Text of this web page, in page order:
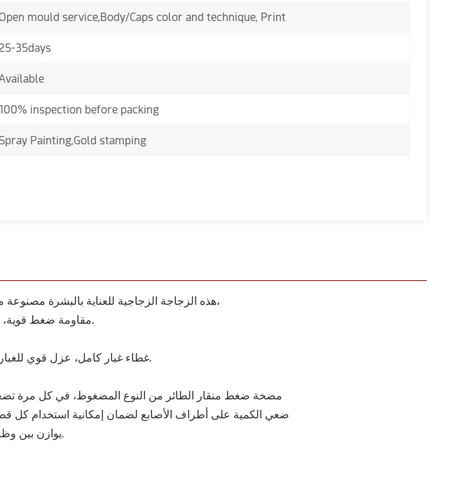
mould service,Body/Caps color and technique, Print
35days
inspection before packing
Painting,Gold stamping
هذه الزجاجة الزجاجية للعناية بالبشرة مصنوعة من مواد خام عالية الجودة. الزجاجة لها سمك معين،
مقاومة ضغط قوية، ومقاومة للتآكل، وليس من السهل الخدش والتلف.
غطاء غبار كامل، عزل قوي للغبار وختم، لا تسرب، آمن للحمل، ويعزز تجربة العملاء.
مضخة ضغط منقار الطائر من النوع المضغوط، في كل مرة
ضعي الكمية على أطراف الأصابع لضمان إمكانية استخدام كل
يوازن بين وظائف وجمال زجاجة مستحضرات التجميل الزجاجية.